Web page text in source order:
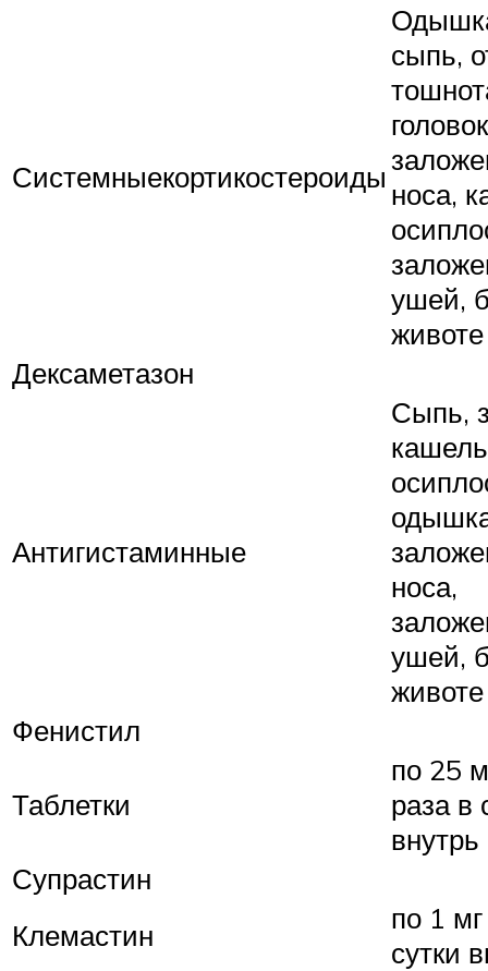
Системныекортикостероиды
сыпь,
носа,
ушей,
животе
Дексаметазон
Антигистаминные
Сыпь,
носа,
ушей,
животе
Фенистил
Таблетки
по 25
раза в
внутрь
Супрастин
Клемастин
по 1
сутки